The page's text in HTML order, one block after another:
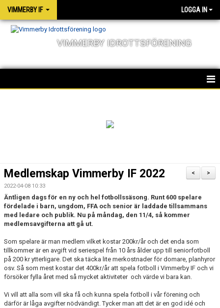
VIMMERBY IF LOGGA IN
VIMMERBY IDROTTSFÖRENING
OM FÖRENINGEN
SOCIALA ANSVAR
BARN & UNGDOMSVERKSAMHET
STÖTTA VIF
KONTAKT / BOKNING
>
<
Medlemskap Vimmerby IF 2022
2022-04-08 10:33
Äntligen dags för en ny och hel fotbollssäsong. Runt 600 spelare
fördelade i barn, ungdom, FFA och senior är laddade tillsammans
med ledare och publik. Nu på måndag, den 11/4, så kommer
medlemsavgifterna att gå ut.
Som spelare är man medlem vilket kostar 200kr/år och det enda som
tillkommer är en avgift vid seriespel från 10 års ålder upp till seniorfotboll
på 200 kr ytterligare. Det ska täcka lite merkostnader för domare, planhyror
osv. Så som mest kostar det 400kr/år att spela fotboll i Vimmerby IF och vi
försöker fylla året med så mycket aktiviteter och värde vi bara kan.
Vi vill att alla som vill ska få och kunna spela fotboll i vår förening och
därför är låga avgifter nödvändigt. Tycker man att det är en god idé och